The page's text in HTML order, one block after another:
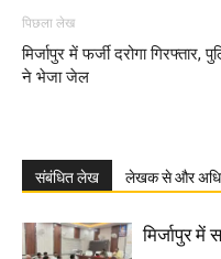
पिछला लेख
मिर्जापुर में फर्जी दरोगा गिरफ्तार,
ने भेजा जेल
संबंधित लेख लेखक से और
मिर्जापुर में